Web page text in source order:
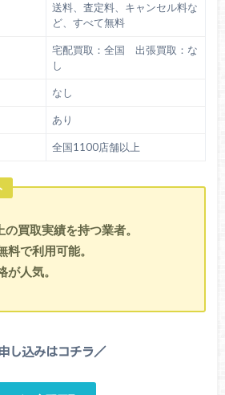
送料、査定料、キャンセル料な
ど、すべて無料
宅配買取：全国 出張買取：な
し
なし
あり
全国1100店舗以上
買取実績を持つ業者。
料で利用可能。
が人気。
し込みはコチラ／